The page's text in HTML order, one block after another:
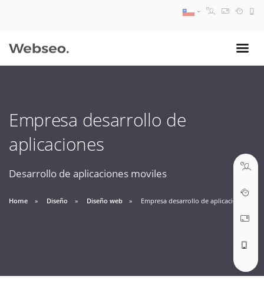
Empresa desarrollo de
aplicaciones
Desarrollo de aplicaciones moviles
Home Diseño Diseño web Empresa desarrollo de aplicaciones
09:30 AM A 18:30 PM
soporte@webseo.cl
ABRIR TICKET